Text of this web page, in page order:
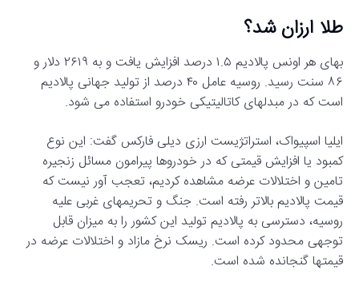
طلا ارزان شد؟
بهای هر اونس پالادیم ۱.۵ درصد افزایش یافت و به ۲۶۱۹ دلار و
۸۶ سنت رسید. روسیه عامل ۴۰ درصد از تولید جهانی پالادیم
است که در مبدلهای کاتالیتیکی خودرو استفاده می شود.
ایلیا اسپیواک، استراتژیست ارزی دیلی فارکس گفت: این نوع
کمبود یا افزایش قیمتی که در خودروها پیرامون مسائل زنجیره
تامین و اختلالات عرضه مشاهده کردیم، تعجب آور نیست که
قیمت پالادیم بالاتر رفته است. جنگ و تحریمهای غربی علیه
روسیه، دسترسی به پالادیم تولید این کشور را به میزان قابل
توجهی محدود کرده است. ریسک نرخ مازاد و اختلالات عرضه در
قیمتها گنجانده شده است.